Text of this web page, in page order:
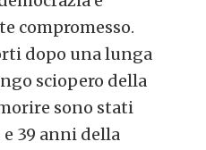
compromesso.
dopo una lunga
sciopero della
sono stati
39 anni della